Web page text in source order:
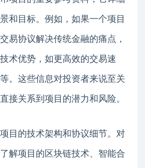
和目标。例如，如果一个项目
易协议解决传统金融的痛点，
术优势，如更高效的交易速
。这些信息对投资者来说至关
接关系到项目的潜力和风险。
目的技术架构和协议细节。对
解项目的区块链技术、智能合